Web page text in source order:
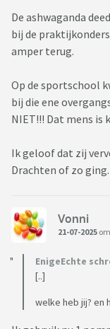
De ashwaganda
bij de
amper terug.
Op de sportschool
bij die ene
NIET!!! Dat mens is
Ik geloof dat zij
Drachten of zo ging.
Vonni
21-07-2025
EnigeEchte
[..]
welke heb jij? en